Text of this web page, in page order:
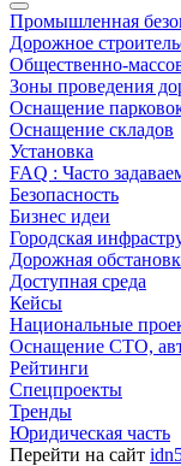
Промышленная
Дорожное
Зоны проведения
Оснащение
Оснащение складов
Установка
FAQ : Часто
Безопасность
Бизнес идеи
Городская
Дорожная
Доступная среда
Кейсы
Национальные
Оснащение СТО,
Рейтинги
Спецпроекты
Тренды
Юридическая часть
Перейти на сайт